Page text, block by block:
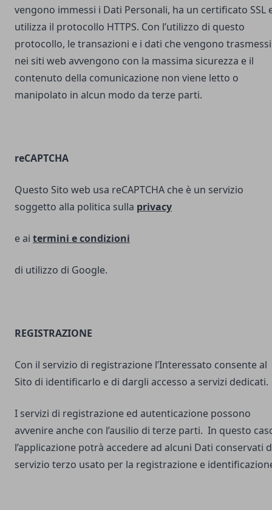
vengono immessi i Dati Personali, ha un certificato SSL
utilizza il protocollo HTTPS. Con l’utilizzo di questo
protocollo, le transazioni e i dati che vengono trasmessi
nei siti web avvengono con la massima sicurezza e il
contenuto della comunicazione non viene letto o
manipolato in alcun modo da terze parti.
reCAPTCHA
Questo Sito web usa reCAPTCHA che è un servizio
soggetto alla politica sulla privacy
e ai termini econdizioni
di utilizzo di Google.
REGISTRAZIONE
Con il servizio di registrazione l’Interessato consente al
Sito di identificarlo e di dargli accesso a servizi dedicati.
I servizi di registrazione ed autenticazione possono
avvenire anche con l’ausilio di terze parti. In questo
l’applicazione potrà accedere ad alcuni Dati conservati
servizio terzo usato per la registrazione e